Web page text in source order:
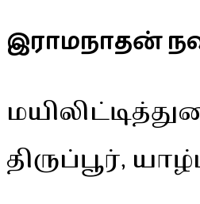
இராமநாதன்
திருப்பூர்,